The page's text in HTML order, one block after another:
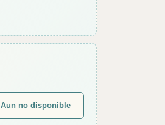
Aun no disponible